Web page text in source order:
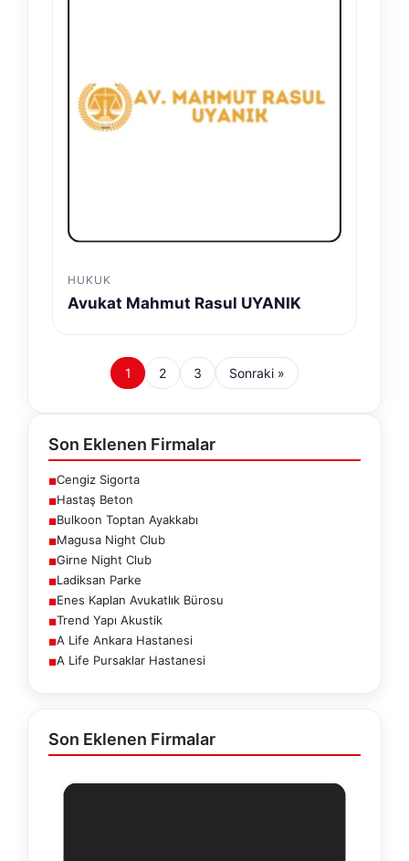
HUKUK
Avukat Mahmut Rasul UYANIK
1 2 3 Sonraki »
Son Eklenen Firmalar
■Cengiz Sigorta
■Hastaş Beton
■Bulkoon Toptan Ayakkabı
■Magusa Night Club
■Girne Night Club
■Ladiksan Parke
■Enes Kaplan Avukatlık Bürosu
■Trend Yapı Akustik
■A Life Ankara Hastanesi
■A Life Pursaklar Hastanesi
Son Eklenen Firmalar